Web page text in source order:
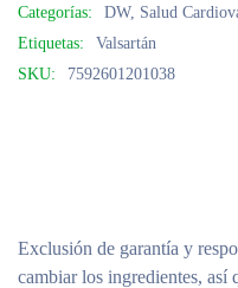
Categorías: DW, Salud
Etiquetas:
Valsartán
SKU:
7592601201038
Exclusión de garantía y
cambiar los ingredientes, así